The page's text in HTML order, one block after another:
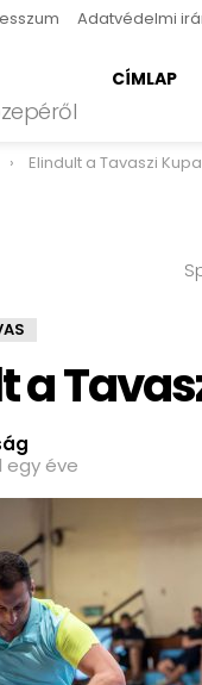
Adatvédelmi
CÍMLAP
Elindult a Tavaszi
a
egy éve